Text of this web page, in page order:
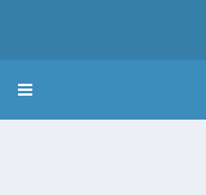
Bulmaca